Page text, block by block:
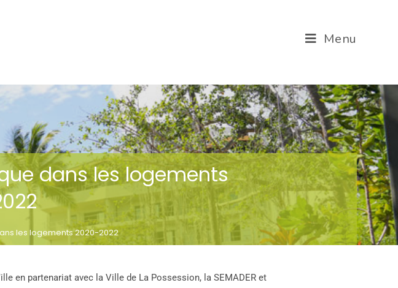
Menu
dans les logements
les logements 2020-2022
en partenariat avec la Ville de La Possession, la SEMADER et